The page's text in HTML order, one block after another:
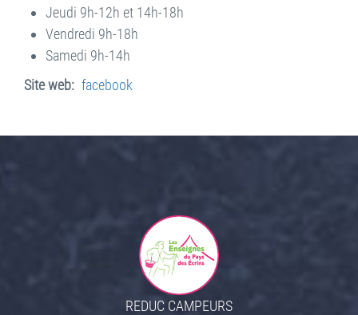
Jeudi 9h-12h et 14h-18h
Vendredi 9h-18h
Samedi 9h-14h
Site web
facebook
REDUC CAMPEURS